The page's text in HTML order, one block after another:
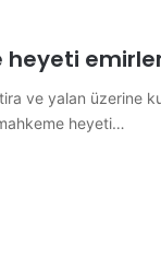
heyeti
ve yalan üzerine
heyeti…